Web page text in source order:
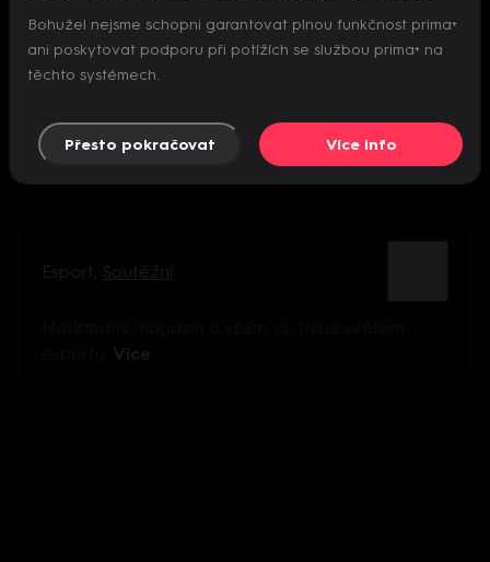
Nepodařilo se inicializovat přehrávač
Esport Soutěžní
Více
Bohužel nejsme schopni garantovat plnou funkčnost prima+
ani poskytovat podporu při potížích se službou prima+ na
těchto systémech.
Přesto pokračovat Více info